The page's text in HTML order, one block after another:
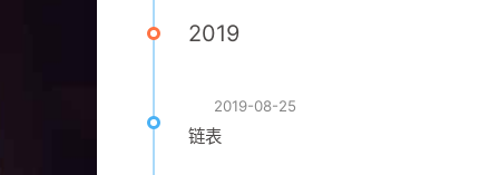
2019
2019-08-25
链表